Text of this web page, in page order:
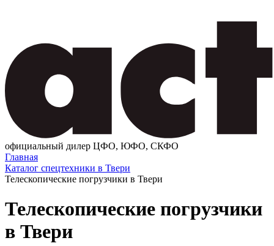
официальный дилер ЦФО, ЮФО, СКФО
Главная
Каталог спецтехники в Твери
Телескопические погрузчики в Твери
Телескопические погрузчики
в Твери